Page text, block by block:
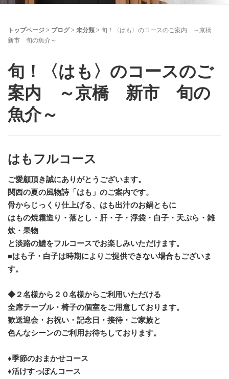
トップページ > ブログ> 未分類 > 旬！〈はも〉のコースのご案内 ～京橋
新市 旬の魚介～
旬！〈はも〉のコースのご
案内 ～京橋 新市 旬の
魚介～
はもフルコース
ご愛顧頂き誠にありがとうございます。
関西の夏の風物詩「はも」のご案内です。
骨からじっくり仕上げる、はも出汁のお鍋ともに
はもの焼霜造り・落とし・肝・子・浮袋・白子・天ぷら・雑
炊・果物
と淡路の鱧をフルコースでお楽しみいただけます。
■はも子・白子は時期によりご提供できない場合もございま
す。
◆２名様から２０名様からご利用いただける
全席テーブル・椅子の個室をご用意しております。
歓送迎会・お祝い・記念日・接待・ご家族と
色んなシーンのご利用お待ちしております。
♦季節のおまかせコース
♦活けすっぽんコース